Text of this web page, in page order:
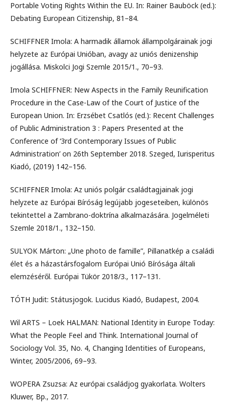
Portable Voting Rights Within the EU. In: Rainer Bauböck (ed.):
Debating European Citizenship, 81–84.
SCHIFFNER Imola: A harmadik államok állampolgárainak jogi
helyzete az Európai Unióban, avagy az uniós denizenship
jogállása. Miskolci Jogi Szemle 2015/1., 70–93.
Imola SCHIFFNER: New Aspects in the Family Reunification
Procedure in the Case-Law of the Court of Justice of the
European Union. In: Erzsébet Csatlós (ed.): Recent Challenges
of Public Administration 3 : Papers Presented at the
Conference of ‘3rd Contemporary Issues of Public
Administration’ on 26th September 2018. Szeged, Iurisperitus
Kiadó, (2019) 142–156.
SCHIFFNER Imola: Az uniós polgár családtagjainak jogi
helyzete az Európai Bíróság legújabb jogeseteiben, különös
tekintettel a Zambrano-doktrína alkalmazására. Jogelméleti
Szemle 2018/1., 132–150.
SULYOK Márton: „Une photo de famille”, Pillanatkép a családi
élet és a házastársfogalom Európai Unió Bírósága általi
elemzéséről. Európai Tükör 2018/3., 117–131.
TÓTH Judit: Státusjogok. Lucidus Kiadó, Budapest, 2004.
Wil ARTS – Loek HALMAN: National Identity in Europe Today:
What the People Feel and Think. International Journal of
Sociology Vol. 35, No. 4, Changing Identities of Europeans,
Winter, 2005/2006, 69–93.
WOPERA Zsuzsa: Az európai családjog gyakorlata. Wolters
Kluwer, Bp., 2017.